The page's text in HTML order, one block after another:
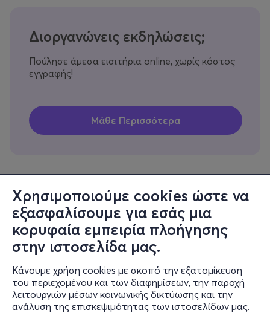
Χρησιμοποιούμε cookies ώστε να
εξασφαλίσουμε για εσάς μια
κορυφαία εμπειρία πλοήγησης
στην ιστοσελίδα μας.
Κάνουμε χρήση cookies με σκοπό την εξατομίκευση
του περιεχομένου και των διαφημίσεων, την παροχή
λειτουργιών μέσων κοινωνικής δικτύωσης και την
ανάλυση της επισκεψιμότητας των ιστοσελίδων μας.
Διοργανώνεις εκδηλώσεις;
Πούλησε άμεσα εισιτήρια online, χωρίς κόστος
εγγραφής!
Πληροφορίες
Υποστήριξη
Stay Connected